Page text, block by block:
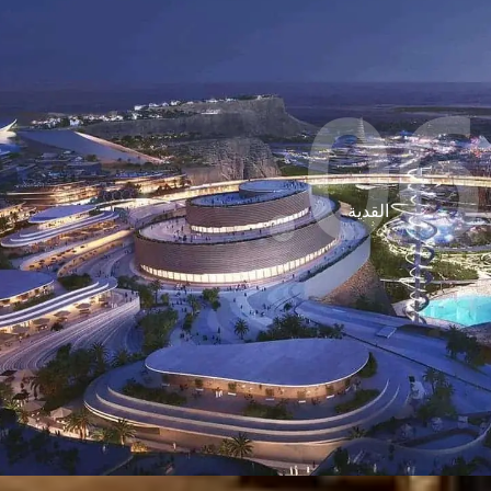
القدية
06.